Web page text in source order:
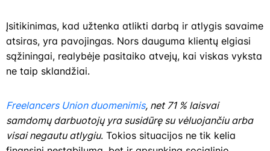
Įsitikinimas, kad užtenka atlikti darbą ir atlygis savaime
atsiras, yra pavojingas. Nors dauguma klientų elgiasi
sąžiningai, realybėje pasitaiko atvejų, kai viskas vyksta
ne taip sklandžiai.
Freelancers Union duomenimis, net 71 % laisvai
samdomų darbuotojų yra susidūrę su vėluojančiu arba
visai negautu atlygiu. Tokios situacijos ne tik kelia